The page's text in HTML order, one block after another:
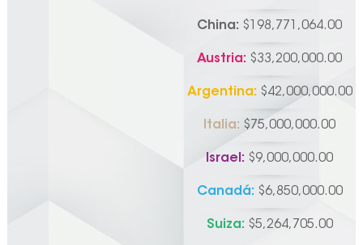
China: $198,771,064.00
Austria: $33,200,000.00
Argentina:$42,000,000.00
Italia: $75,000,000.00
Israel: $9,000,000.00
Canadá: $6,850,000.00
Suiza: $5,264,705.00